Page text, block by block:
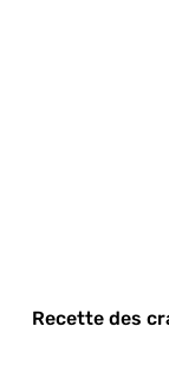
Recette des